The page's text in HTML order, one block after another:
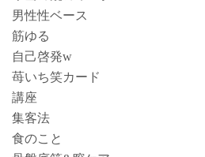
男性性ベース
筋ゆる
自己啓発w
苺いち笑カード
講座
集客法
食のこと